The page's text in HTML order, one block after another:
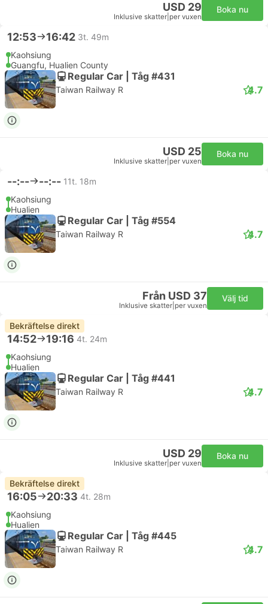
USD 29
Inklusive skatter per vuxen
Boka nu
12:53 16:42 3t. 49m
Kaohsiung
Guangfu, Hualien County
Regular Car | Tåg #431
Taiwan Railway R 4.7
USD 25
Inklusive skatter per vuxen
Boka nu
--:-- --:-- 11t. 18m
Kaohsiung
Hualien
Regular Car | Tåg #554
Taiwan Railway R 4.7
Från USD 37
Inklusive skatter per vuxen
Välj tid
Bekräftelse direkt
14:52 19:16 4t. 24m
Kaohsiung
Hualien
Regular Car | Tåg #441
Taiwan Railway R 4.7
USD 29
Inklusive skatter per vuxen
Boka nu
Bekräftelse direkt
16:05 20:33 4t. 28m
Kaohsiung
Hualien
Regular Car | Tåg #445
Taiwan Railway R 4.7